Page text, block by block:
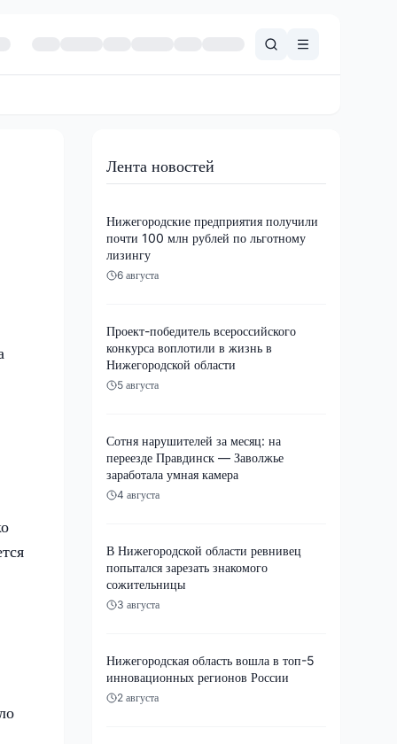
Лента новостей
Нижегородские предприятия получили
почти 100 млн рублей по льготному
лизингу
6 августа
Проект-победитель всероссийского
конкурса воплотили в жизнь в
Нижегородской области
5 августа
Сотня нарушителей за месяц: на
переезде Правдинск — Заволжье
заработала умная камера
4 августа
В Нижегородской области ревнивец
попытался зарезать знакомого
сожительницы
3 августа
Нижегородская область вошла в топ-5
инновационных регионов России
2 августа